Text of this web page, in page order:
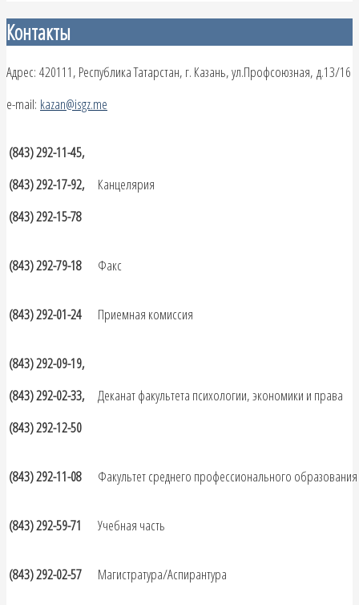
Контакты
Адрес: 420111, Республика Татарстан, г. Казань, ул.Профсоюзная, д.13/16
e-mail: kazan@isgz.me
(843) 292-11-45,
(843) 292-17-92,
(843) 292-15-78
Канцелярия
(843) 292-79-18 Факс
(843) 292-01-24 Приемная комиссия
(843) 292-09-19,
(843) 292-02-33,
(843) 292-12-50
Деканат факультета психологии, экономики и права
(843) 292-11-08 Факультет среднего профессионального образования
(843) 292-59-71 Учебная часть
(843) 292-02-57 Магистратура/Аспирантура